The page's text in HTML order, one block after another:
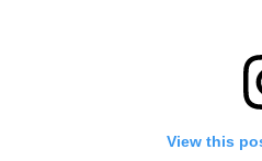
View this